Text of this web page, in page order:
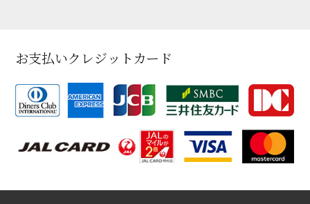
お支払いクレジットカード